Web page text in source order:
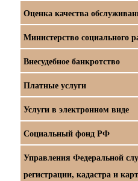
Оценка качества
Министерство социального
Внесудебное банкротство
Платные услуги
Услуги в электронном виде
Социальный фонд РФ
Управления Федеральной
регистрации, кадастра и